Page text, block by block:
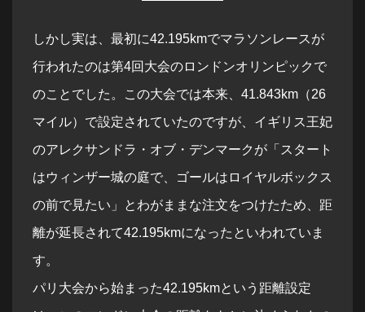
しかし実は、最初に42.195kmでマラソンレースが
行われたのは第4回大会のロンドンオリンピックで
のことでした。この大会では本来、41.843km（26
マイル）で設定されていたのですが、イギリス王妃
のアレクサンドラ・オブ・デンマークが「スタート
はウィンザー城の庭で、ゴールはロイヤルボックス
の前で見たい」とわがままな注文をつけたため、距
離が延長されて42.195kmになったといわれていま
す。
パリ大会から始まった42.195kmという距離設定